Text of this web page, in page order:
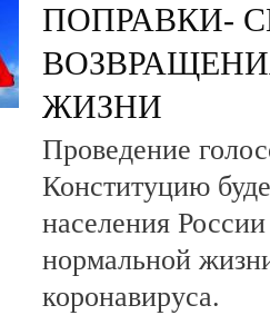
ПОПРАВКИ-
ЖИЗНИ
Проведение
Конституцию
населения
нормальной
коронавируса.